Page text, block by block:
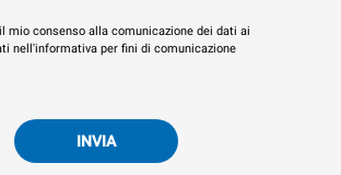
mio consenso alla comunicazione dei dati ai
nell'informativa per fini di comunicazione
INVIA